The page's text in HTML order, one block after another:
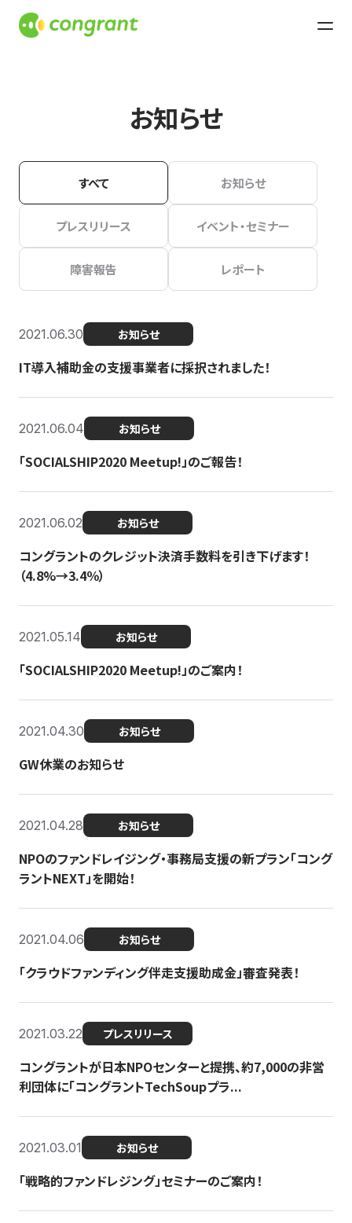
お知らせ
すべて お知らせ
プレスリリース イベント・セミナー
障害報告 レポート
2021.06.30 お知らせ
IT導入補助金の支援事業者に採択されました！
2021.06.04 お知らせ
「SOCIALSHIP2020 Meetup!」のご報告！
2021.06.02 お知らせ
コングラントのクレジット決済手数料を引き下げます！
（4.8%→3.4％）
2021.05.14 お知らせ
「SOCIALSHIP2020 Meetup!」のご案内！
2021.04.30 お知らせ
GW休業のお知らせ
2021.04.28 お知らせ
NPOのファンドレイジング・事務局支援の新プラン「コング
ラントNEXT」を開始！
2021.04.06 お知らせ
「クラウドファンディング伴走支援助成金」審査発表！
2021.03.22 プレスリリース
コングラントが日本NPOセンターと提携、約7,000の非営
利団体に「コングラントTechSoupプラ...
2021.03.01 お知らせ
「戦略的ファンドレジング」セミナーのご案内！